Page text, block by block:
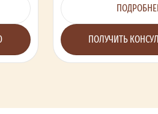
ПОЛУЧИТЬ